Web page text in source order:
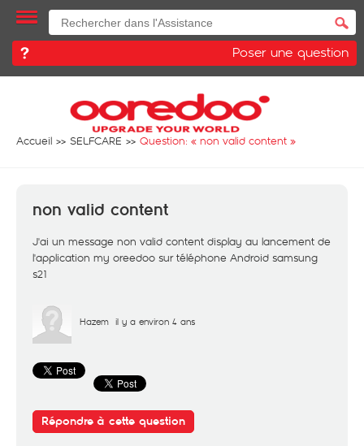
Poser une question
Accueil SELFCARE Question: « non valid content »
non valid content
J'ai un message non valid content display au lancement de
l'application my oreedoo sur téléphone Android samsung
s21
Hazem il y a environ 4 ans
Répondre à cette question